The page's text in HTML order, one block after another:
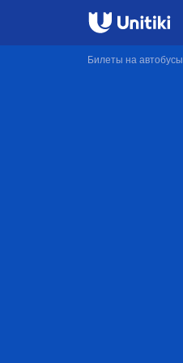
Билеты на автобусы